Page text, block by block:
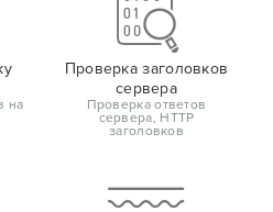
на
Проверка заголовков
сервера
Проверка ответов
сервера, HTTP
заголовков